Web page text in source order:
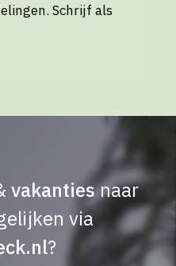
Schrijf als
vakantiesnaar
via
?